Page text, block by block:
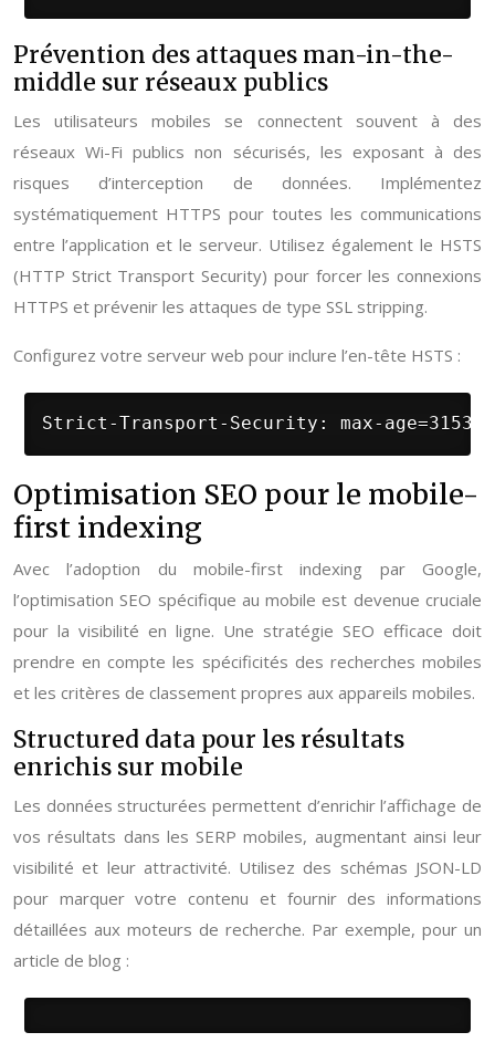
Prévention des attaques man-in-the-
middle sur réseaux publics
Les utilisateurs mobiles se connectent souvent à des
réseaux Wi-Fi publics non sécurisés, les exposant à des
risques d’interception de données. Implémentez
systématiquement HTTPS pour toutes les communications
entre l’application et le serveur. Utilisez également le HSTS
(HTTP Strict Transport Security) pour forcer les connexions
HTTPS et prévenir les attaques de type SSL stripping.
Configurez votre serveur web pour inclure l’en-tête HSTS :
Strict-Transport-Security: max-
Optimisation SEO pour le mobile-
first indexing
Avec l’adoption du mobile-first indexing par Google,
l’optimisation SEO spécifique au mobile est devenue cruciale
pour la visibilité en ligne. Une stratégie SEO efficace doit
prendre en compte les spécificités des recherches mobiles
et les critères de classement propres aux appareils mobiles.
Structured data pour les résultats
enrichis sur mobile
Les données structurées permettent d’enrichir l’affichage de
vos résultats dans les SERP mobiles, augmentant ainsi leur
visibilité et leur attractivité. Utilisez des schémas JSON-LD
pour marquer votre contenu et fournir des informations
détaillées aux moteurs de recherche. Par exemple, pour un
article de blog :